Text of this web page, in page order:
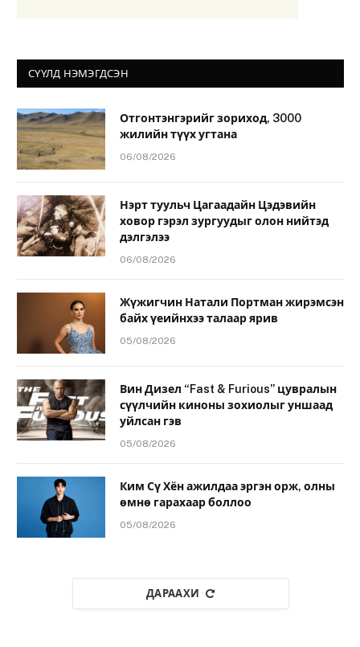
СҮҮЛД НЭМЭГДСЭН
Отгонтэнгэрийг зориход, 3000
жилийн түүх угтана
06/08/2026
Нэрт туульч Цагаадайн Цэдэвийн
ховор гэрэл зургуудыг олон нийтэд
дэлгэлээ
06/08/2026
Жүжигчин Натали Портман жирэмсэн
байх үеийнхээ талаар ярив
05/08/2026
Вин Дизел “Fast & Furious” цувралын
сүүлчийн киноны зохиолыг уншаад
уйлсан гэв
05/08/2026
Ким Сү Хён ажилдаа эргэн орж, олны
өмнө гарахаар боллоо
05/08/2026
ДАРААХИ